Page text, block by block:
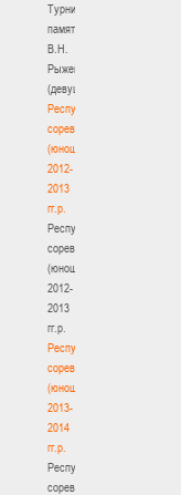
Турнир
памяти
В.Н.
Рыженкова
(девушки)
Республиканские
соревнования
(юноши)
2012-
2013
гг.р.
Республиканские
соревнования
(юноши)
2012-
2013
гг.р.
Республиканские
соревнования
(юноши)
2013-
2014
гг.р.
Республиканские
соревнования